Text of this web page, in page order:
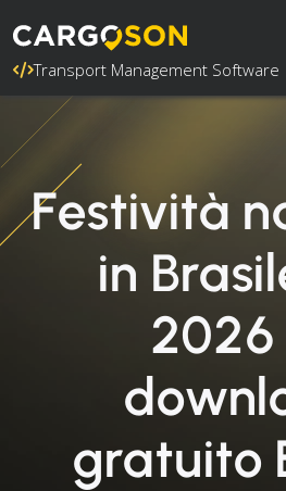
Transport Management Software
Festività
in
2026
gratuito